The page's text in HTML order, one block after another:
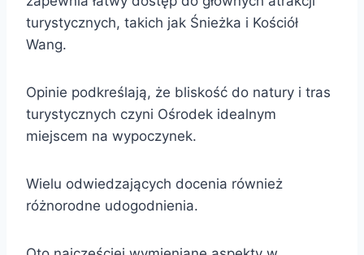
turystycznych, takich jak Śnieżka i Kościół
Wang.
Opinie podkreślają, że bliskość do natury i tras
turystycznych czyni Ośrodek idealnym
miejscem na wypoczynek.
Wielu odwiedzających docenia również
różnorodne udogodnienia.